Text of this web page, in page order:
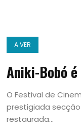
A VER
Aniki-Bobó é
O Festival de
prestigiada
restaurada...